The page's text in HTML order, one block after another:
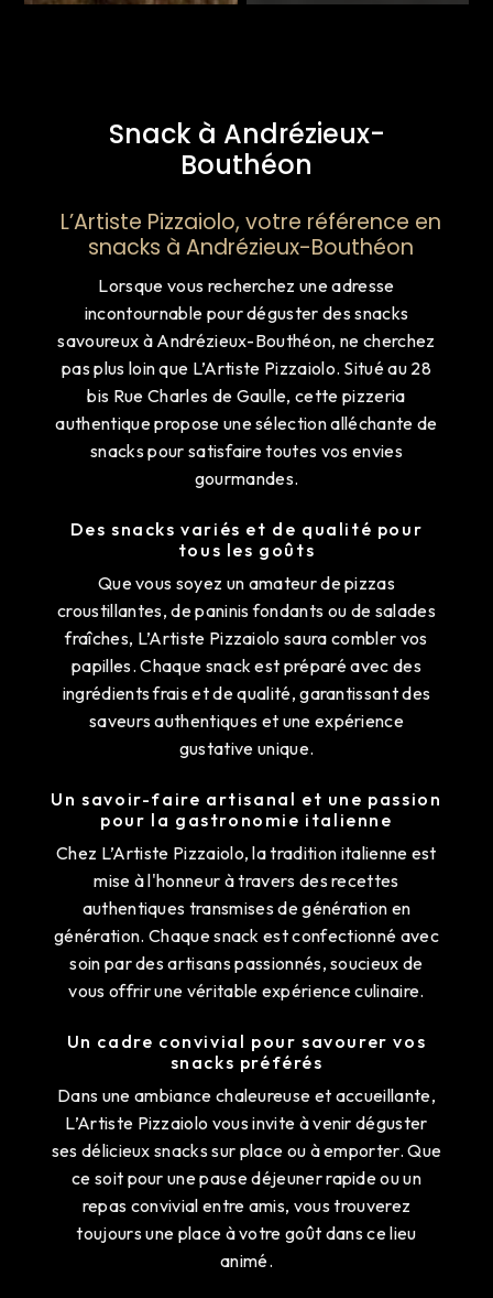
Snack à Andrézieux-
Bouthéon
L’Artiste Pizzaiolo, votre référence en
snacks à Andrézieux-Bouthéon
Lorsque vous recherchez une adresse
incontournable pour déguster des snacks
savoureux à Andrézieux-Bouthéon, ne cherchez
pas plus loin que L’Artiste Pizzaiolo. Situé au 28
bis Rue Charles de Gaulle, cette pizzeria
authentique propose une sélection alléchante de
snacks pour satisfaire toutes vos envies
gourmandes.
Des snacks variés et de qualité pour
tous les goûts
Que vous soyez un amateur de pizzas
croustillantes, de paninis fondants ou de salades
fraîches, L’Artiste Pizzaiolo saura combler vos
papilles. Chaque snack est préparé avec des
ingrédients frais et de qualité, garantissant des
saveurs authentiques et une expérience
gustative unique.
Un savoir-faire artisanal et une passion
pour la gastronomie italienne
Chez L’Artiste Pizzaiolo, la tradition italienne est
mise à l'honneur à travers des recettes
authentiques transmises de génération en
génération. Chaque snack est confectionné avec
soin par des artisans passionnés, soucieux de
vous offrir une véritable expérience culinaire.
Un cadre convivial pour savourer vos
snacks préférés
Dans une ambiance chaleureuse et accueillante,
L’Artiste Pizzaiolo vous invite à venir déguster
ses délicieux snacks sur place ou à emporter. Que
ce soit pour une pause déjeuner rapide ou un
repas convivial entre amis, vous trouverez
toujours une place à votre goût dans ce lieu
animé.